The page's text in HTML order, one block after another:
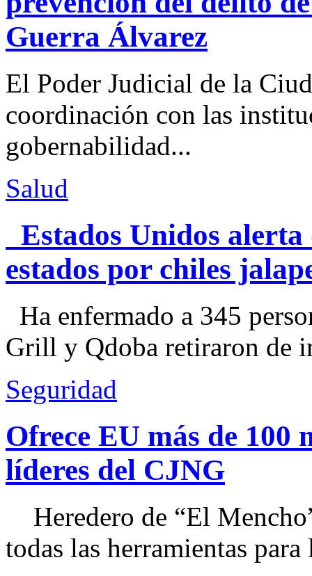
Guerra Álvarez
El Poder Judicial de la
coordinación con las
gobernabilidad...
Salud
Estados Unidos alerta
estados por chiles
Ha enfermado a 345
Grill y Qdoba retiraron de
Seguridad
Ofrece EU más de 100
líderes del CJNG
Heredero de “El
todas las herramientas